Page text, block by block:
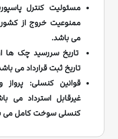
مسئولیت کنترل
ممنوعیت خروج از
می باشد.
تاریخ سررسید چک ها
تاریخ ثبت قرارداد می
قوانین کنسلی:
غیرقابل استرداد می
کنسلی سوخت کامل می